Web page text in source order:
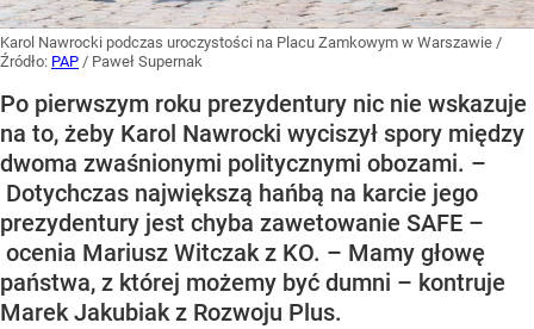
Karol Nawrocki podczas uroczystości na Placu Zamkowym w Warszawie /
Źródło: PAP / Paweł Supernak
Po pierwszym roku prezydentury nic nie wskazuje
na to, żeby Karol Nawrocki wyciszył spory między
dwoma zwaśnionymi politycznymi obozami. –
Dotychczas największą hańbą na karcie jego
prezydentury jest chyba zawetowanie SAFE –
ocenia Mariusz Witczak z KO. – Mamy głowę
państwa, z której możemy być dumni – kontruje
Marek Jakubiak z Rozwoju Plus.